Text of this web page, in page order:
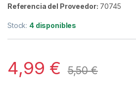
Referencia del Proveedor: 70745
Stock: 4 disponibles
4,99 € 5,50€